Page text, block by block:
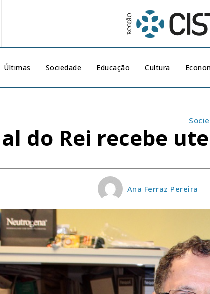
Últimas Sociedade Educação Cultura
do Rei recebe
Ana Ferraz Pereira